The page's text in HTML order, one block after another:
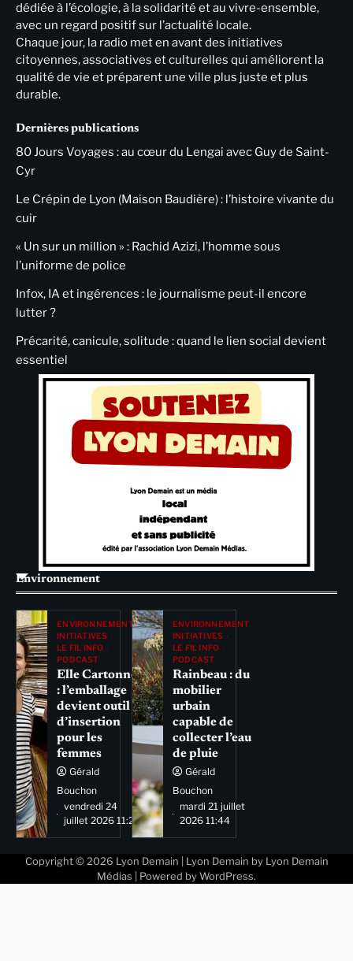
dédiée à l’écologie, à la solidarité et au vivre-ensemble,
avec un regard positif sur l’actualité locale.
Chaque jour, la radio met en avant des initiatives
citoyennes, associatives et culturelles qui améliorent la
qualité de vie et préparent une ville plus juste et plus
durable.
Dernières publications
80 Jours Voyages : au cœur du Lengai avec Guy de Saint-
Cyr
Le Crépin de Lyon (Maison Baudière) : l’histoire vivante du
cuir
« Un sur un million » : Rachid Azizi, l’homme sous
l’uniforme de police
Infox, IA et ingérences : le journalisme peut-il encore
lutter ?
Précarité, canicule, solitude : quand le lien social devient
essentiel
Environnement
ENVIRONNEMENT
INITIATIVES
LE FIL INFO
PODCAST
Elle Cartonne
: l’emballage
devient outil
d’insertion
pour les
femmes
Gérald
Bouchon
vendredi 24
juillet 2026 11:29
ENVIRONNEMENT
INITIATIVES
LE FIL INFO
PODCAST
Rainbeau : du
mobilier
urbain
capable de
collecter l’eau
de pluie
Gérald
Bouchon
mardi 21 juillet
2026 11:44
Copyright © 2026 Lyon Demain | Lyon Demain by Lyon Demain
Médias | Powered by WordPress.